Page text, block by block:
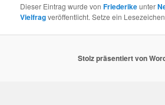
Dieser Eintrag wurde vonFriederikeunter
Vielfragveröffentlicht. Setze ein
Stolz präsentiert von